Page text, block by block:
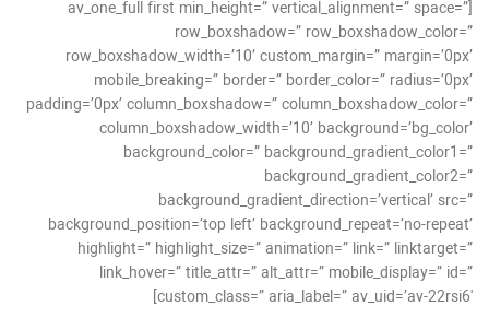
[av_one_full first min_height=” vertical_alignment=” space=”
row_boxshadow=” row_boxshadow_color=”
row_boxshadow_width=’10’ custom_margin=” margin=’0px’
mobile_breaking=” border=” border_color=” radius=’0px’
padding=’0px’ column_boxshadow=” column_boxshadow_color=”
column_boxshadow_width=’10’ background=’bg_color’
background_color=” background_gradient_color1=”
background_gradient_color2=”
background_gradient_direction=’vertical’ src=”
background_position=’top left’ background_repeat=’no-repeat’
highlight=” highlight_size=” animation=” link=” linktarget=”
link_hover=” title_attr=” alt_attr=” mobile_display=” id=”
custom_class=” aria_label=” av_uid=’av-22rsi6′]